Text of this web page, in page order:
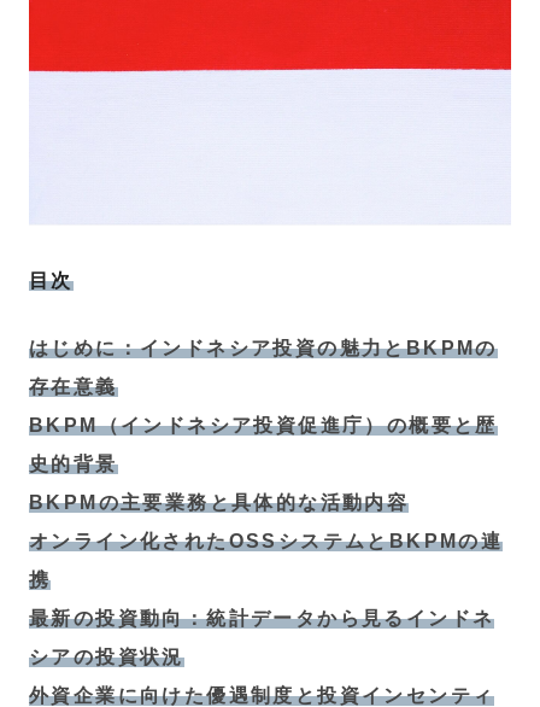
目次
はじめに：インドネシア投資の魅力とBKPMの
存在意義
BKPM（インドネシア投資促進庁）の概要と歴
史的背景
BKPMの主要業務と具体的な活動内容
オンライン化されたOSSシステムとBKPMの連
携
最新の投資動向：統計データから見るインドネ
シアの投資状況
外資企業に向けた優遇制度と投資インセンティ